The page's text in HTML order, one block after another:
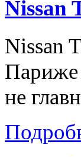
Nissan
Nissan
Париже
не